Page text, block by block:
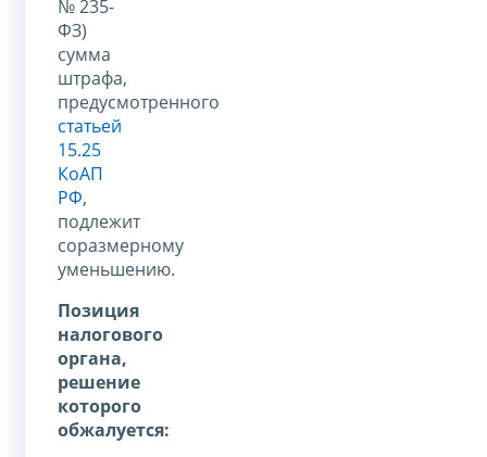
№ 235-
ФЗ)
сумма
штрафа,
предусмотренного
статьей
15.25
КоАП
РФ,
подлежит
соразмерному
уменьшению.
Позиция
налогового
органа,
решение
которого
обжалуется: